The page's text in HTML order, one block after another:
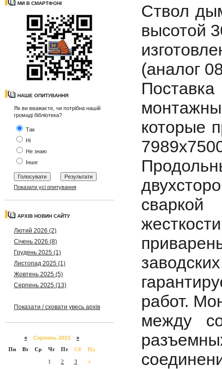
МИ В СМАРТФОНІ
НАШЕ ОПИТУВАННЯ
Як ви вважаєте, чи потрібна нашій
громаді бібліотека?
Так
Ні
Не знаю
Інше
Показати усі опитування
АРХІВ НОВИН САЙТУ
Лютий 2026 (2)
Січень 2026 (8)
Грудень 2025 (1)
Листопад 2025 (1)
Жовтень 2025 (5)
Серпень 2025 (13)
Показати / сховати увесь архів
« Серпень 2013 »
Пн
Вт Ср Чт Пт Сб Нд
1 2 3 4
Ствол
высотой
(аналог
которые
работ.
между